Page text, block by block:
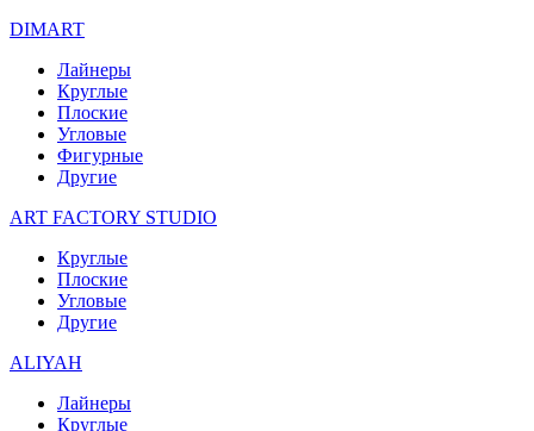
DIMART
Лайнеры
Круглые
Плоские
Угловые
Фигурные
Другие
ART FACTORY STUDIO
Круглые
Плоские
Угловые
Другие
ALIYAH
Лайнеры
Круглые